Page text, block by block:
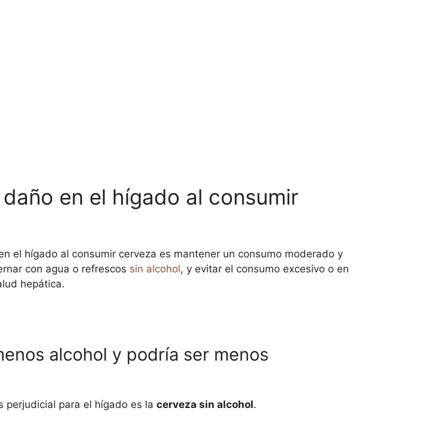
en el hígado al consumir
el hígado al consumir cerveza es mantener un consumo moderado y
con agua o refrescos sin alcohol, y evitar el consumo excesivo o en
hepática.
alcohol y podría ser menos
perjudicial para el hígado es la cerveza sin alcohol.